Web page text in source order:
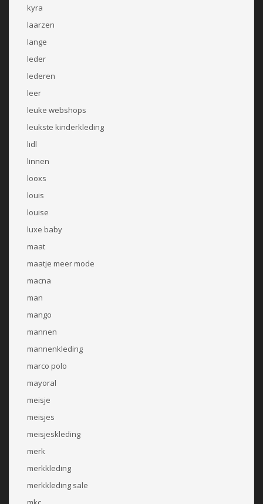
kyra
laarzen
lange
leder
lederen
leer
leuke webshops
leukste kinderkleding
lidl
linnen
looxs
louis
louise
luxe baby
maat
maatje meer mode
macna
man
mango
mannen
mannenkleding
marco polo
mayoral
meisje
meisjes
meisjeskleding
merk
merkkleding
merkkleding sale